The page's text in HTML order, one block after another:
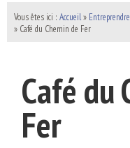
Vous êtes ici : Accueil» Entreprendre
» Café du Chemin de Fer
Café du
Fer